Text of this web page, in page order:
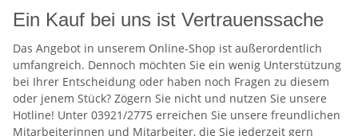
Ein Kauf bei uns ist Vertrauenssache
Das Angebot in unserem Online-Shop ist außerordentlich
umfangreich. Dennoch möchten Sie ein wenig Unterstützung
bei Ihrer Entscheidung oder haben noch Fragen zu diesem
oder jenem Stück? Zögern Sie nicht und nutzen Sie unsere
Hotline! Unter 03921/2775 erreichen Sie unsere freundlichen
Mitarbeiterinnen und Mitarbeiter, die Sie jederzeit gern